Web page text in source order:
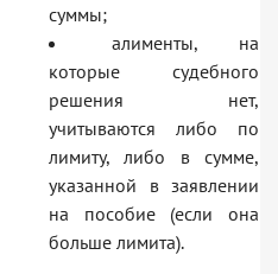
суммы;
алименты, на
которые судебного
решения нет,
учитываются либо по
лимиту, либо в сумме,
указанной в заявлении
на пособие (если она
больше лимита).